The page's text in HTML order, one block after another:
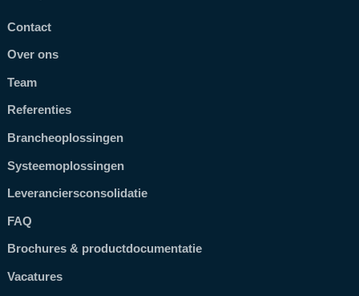
Contact
Over ons
Team
Referenties
Brancheoplossingen
Systeemoplossingen
Leveranciersconsolidatie
FAQ
Brochures & productdocumentatie
Vacatures